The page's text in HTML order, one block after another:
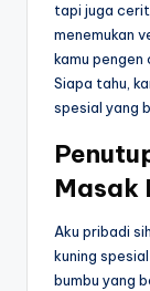
tapi juga
menemukan
kamu pengen
Siapa tahu,
spesial yang
Masak
Aku pribadi
kuning
bumbu yang